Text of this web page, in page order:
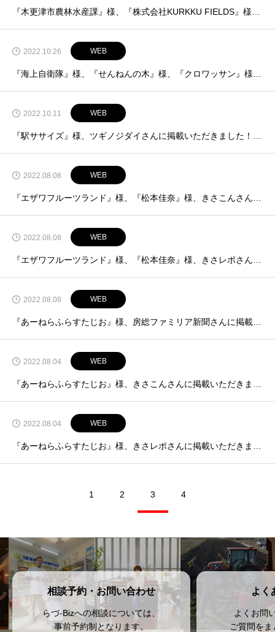
2022.10.26 WEB
2022.10.11 WEB
2022.08.08 WEB
2022.08.08 WEB
2022.08.08 WEB
2022.08.04 WEB
2022.08.04 WEB
1 2 3 4
相談予約・お問い合わせ
らづ-Bizへの相談については、
事前予約制となります。
よく
よくお問
ご質問を